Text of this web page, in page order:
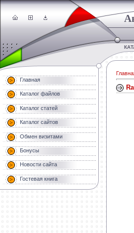
Главная
Каталог файлов
Каталог статей
Каталог сайтов
Обмен визитами
Бонусы
Новости сайта
Гостевая книга